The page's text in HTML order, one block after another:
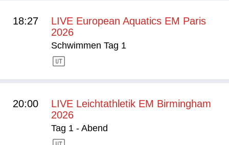
18:27
LIVE European Aquatics EM Paris
2026
Schwimmen Tag 1
20:00
LIVE Leichtathletik EM Birmingham
2026
Tag 1 - Abend